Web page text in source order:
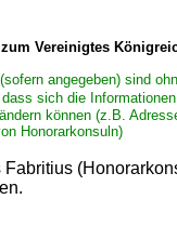
Vereinigtes
angegeben) sind
sich die
können (z.B.
Honorarkonsuln)
Fabritius